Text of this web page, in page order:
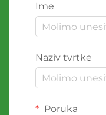
Ime
Naziv tvrtke
Poruka